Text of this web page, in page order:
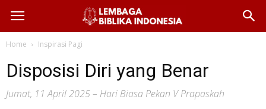
Home Inspirasi Pagi
Disposisi Diri yang Benar
Jumat, 11 April 2025 – Hari Biasa Pekan V Prapaskah